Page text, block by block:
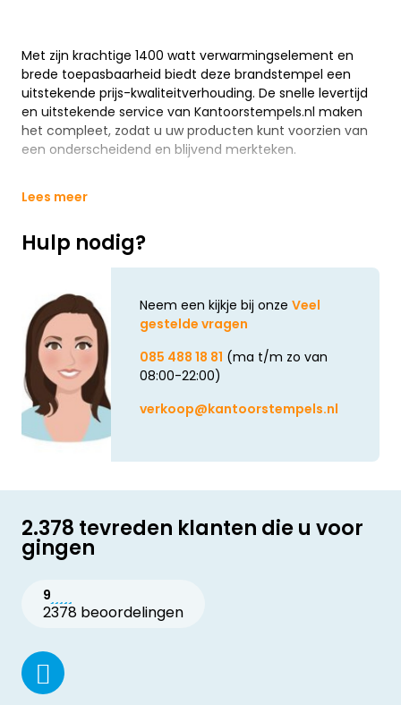
Met zijn krachtige 1400 watt verwarmingselement en
brede toepasbaarheid biedt deze brandstempel een
uitstekende prijs-kwaliteitverhouding. De snelle levertijd
en uitstekende service van Kantoorstempels.nl maken
het compleet, zodat u uw producten kunt voorzien van
een onderscheidend en blijvend merkteken.
Lees meer
Hulp nodig?
Neem een kijkje bij onze Veel
gestelde vragen
085 488 18 81 (ma t/m zo van
08:00-22:00)
verkoop@kantoorstempels.nl
2.378 tevreden klanten die u voor
gingen
9
2378 beoordelingen